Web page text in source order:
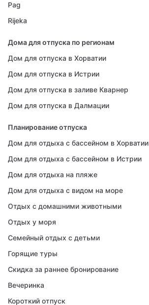
Pag
Rijeka
Дома для отпуска по регионам
Дом для отпуска в Хорватии
Дом для отпуска в Истрии
Дом для отпуска в заливе Кварнер
Дом для отпуска в Далмации
Планирование отпуска
Дом для отдыха с бассейном в Хорватии
Дом для отдыха с бассейном в Истрии
Дом для отдыха на пляже
Дом для отдыха с видом на море
Отдых с домашними животными
Отдых у моря
Семейный отдых с детьми
Горящие туры
Скидка за раннее бронирование
Вечеринка
Короткий отпуск